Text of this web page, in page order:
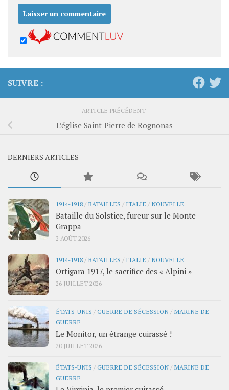
SUIVRE :
ARTICLE PRÉCÉDENT
L’église Saint-Pierre de Rognonas
DERNIERS ARTICLES
1914-1918 / BATAILLES / ITALIE / NOUVELLE
Bataille du Solstice, fureur sur le Monte
Grappa
2 AOÛT 2026
1914-1918 / BATAILLES / ITALIE / NOUVELLE
Ortigara 1917, le sacrifice des « Alpini »
26 JUILLET 2026
ÉTATS-UNIS /GUERRE DE SÉCESSION / MARINE DE
GUERRE
Le Monitor, un étrange cuirassé !
20 JUILLET 2026
ÉTATS-UNIS /GUERRE DE SÉCESSION / MARINE DE
GUERRE